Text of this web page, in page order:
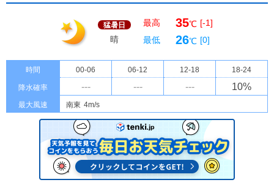
猛暑日
晴
最高 35℃ [-1]
最低
26℃ [0]
時間 00-06 06-12 12-18 18-24
降水確率 --- --- --- 10%
最大風速 南東 4m/s